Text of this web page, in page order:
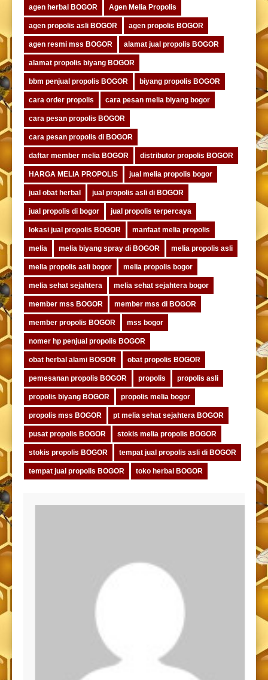
agen herbal BOGOR Agen Melia Propolis
agen propolis asli BOGOR agen propolis BOGOR
agen resmi mss BOGOR alamat jual propolis BOGOR
alamat propolis biyang BOGOR
bbm penjual propolis BOGOR biyang propolis BOGOR
cara order propolis cara pesan melia biyang bogor
cara pesan propolis BOGOR
cara pesan propolis di BOGOR
daftar member melia BOGOR distributor propolis BOGOR
HARGA MELIA PROPOLIS jual melia propolis bogor
jual obat herbal jual propolis asli di BOGOR
jual propolis di bogor jual propolis terpercaya
lokasi jual propolis BOGOR manfaat melia propolis
melia melia biyang spray di BOGOR melia propolis asli
melia propolis asli bogor melia propolis bogor
melia sehat sejahtera melia sehat sejahtera bogor
member mss BOGOR member mss di BOGOR
member propolis BOGOR mss bogor
nomer hp penjual propolis BOGOR
obat herbal alami BOGOR obat propolis BOGOR
pemesanan propolis BOGOR propolis propolis asli
propolis biyang BOGOR propolis melia bogor
propolis mss BOGOR pt melia sehat sejahtera BOGOR
pusat propolis BOGOR stokis melia propolis BOGOR
stokis propolis BOGOR tempat jual propolis asli di BOGOR
tempat jual propolis BOGOR toko herbal BOGOR